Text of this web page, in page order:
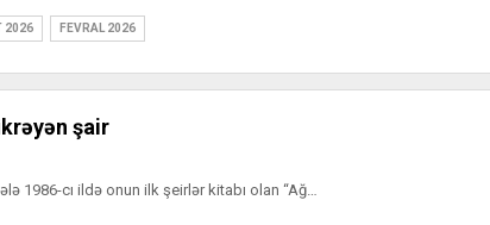
2026 FEVRAL 2026
şair
1986-cı ildə onun ilk şeirlər kitabı olan “Ağ…